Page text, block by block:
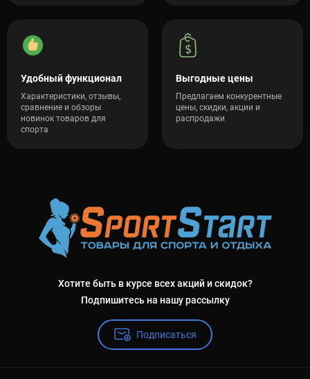
Удобный функционал
Характеристики, отзывы,
сравнение и обзоры
новинок товаров для
спорта
Выгодные цены
Предлагаем конкурентные
цены, скидки, акции и
распродажи
Хотите быть в курсе всех акций и скидок?
Подпишитесь на нашу рассылку
Подписаться